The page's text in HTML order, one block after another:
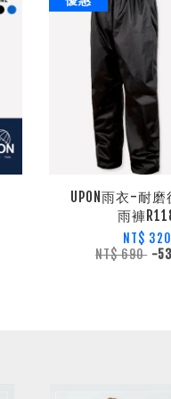
UPON雨衣-耐
雨褲
NT$ 320
NT$ 690 -